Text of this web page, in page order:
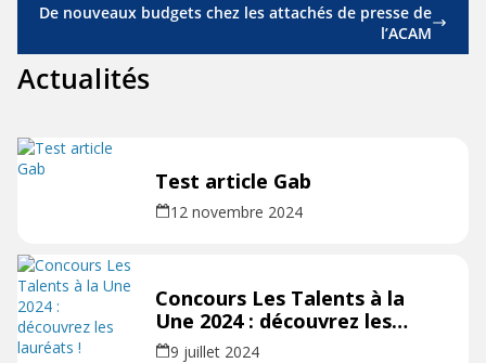
De nouveaux budgets chez les attachés de presse de
l’ACAM
Actualités
Test article Gab
12 novembre 2024
Concours Les Talents à la
Une 2024 : découvrez les
lauréats !
9 juillet 2024